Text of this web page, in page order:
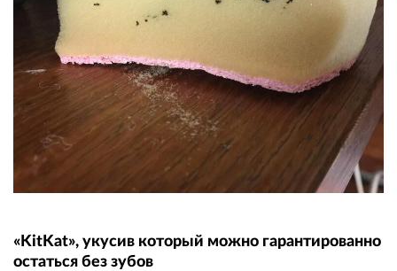
«KitKat», укусив который можно гарантированно
остаться без зубов